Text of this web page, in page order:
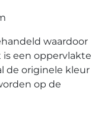
waardoor
een oppervlakte
de originele kleur
op de